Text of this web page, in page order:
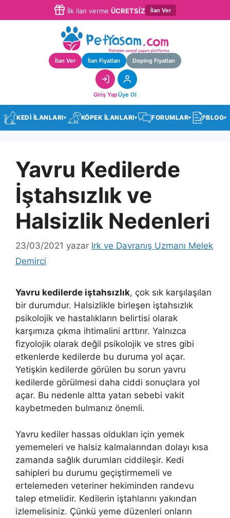
İlk ilan verme ÜCRETSİZ İlan Ver
İlan Ver İlan Fiyatları Doping Fiyatları
Giriş YapÜye Ol
KEDİ İLANLARI▾ KÖPEK İLANLARI▾ FORUMLAR▾ BLOG▾
Yavru Kedilerde
İştahsızlık ve
Halsizlik Nedenleri
23/03/2021 yazar Irk ve Davranış Uzmanı Melek
Demirci
Yavru kedilerde iştahsızlık, çok sık karşılaşılan
bir durumdur. Halsizlikle birleşen iştahsızlık
psikolojik ve hastalıkların belirtisi olarak
karşımıza çıkma ihtimalini arttırır. Yalnızca
fizyolojik olarak değil psikolojik ve stres gibi
etkenlerde kedilerde bu duruma yol açar.
Yetişkin kedilerde görülen bu sorun yavru
kedilerde görülmesi daha ciddi sonuçlara yol
açar. Bu nedenle altta yatan sebebi vakit
kaybetmeden bulmanız önemli.
Yavru kediler hassas oldukları için yemek
yememeleri ve halsiz kalmalarından dolayı kısa
zamanda sağlık durumları ciddileşir. Kedi
sahipleri bu durumu geçiştirmemeli ve
ertelemeden veteriner hekiminden randevu
talep etmelidir. Kedilerin iştahlarını yakından
izlemelisiniz. Çünkü yeme düzenleri onların